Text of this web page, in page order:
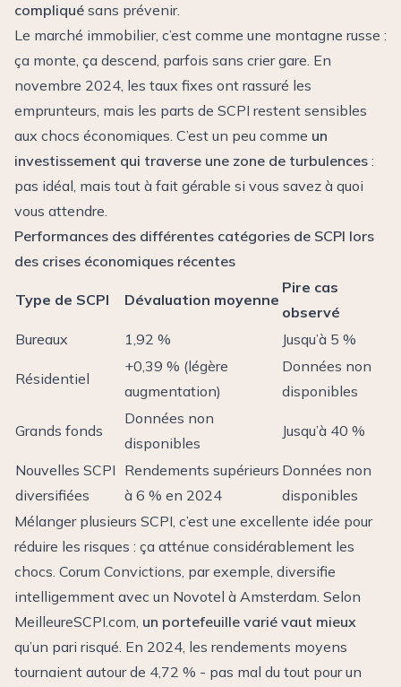
compliqué sans prévenir.
Le marché immobilier, c’est comme une montagne russe :
ça monte, ça descend, parfois sans crier gare. En
novembre 2024, les taux fixes ont rassuré les
emprunteurs, mais les parts de SCPI restent sensibles
aux chocs économiques. C’est un peu comme un
investissement qui traverse une zone de turbulences :
pas idéal, mais tout à fait gérable si vous savez à quoi
vous attendre.
Performances des différentes catégories de SCPI lors
des crises économiques récentes
Type de SCPI Dévaluation moyenne
Pire cas
observé
Bureaux
1,92 % Jusqu’à 5 %
Résidentiel
+0,39 % (légère
augmentation)
Données non
disponibles
Grands fonds
Données non
disponibles
Jusqu’à 40 %
Nouvelles SCPI
diversifiées
Rendements supérieurs
à 6 % en 2024
Données non
disponibles
Mélanger plusieurs SCPI, c’est une excellente idée pour
réduire les risques : ça atténue considérablement les
chocs. Corum Convictions, par exemple, diversifie
intelligemment avec un Novotel à Amsterdam. Selon
MeilleureSCPI.com, un portefeuille varié vaut mieux
qu’un pari risqué. En 2024, les rendements moyens
tournaient autour de 4,72 % - pas mal du tout pour un